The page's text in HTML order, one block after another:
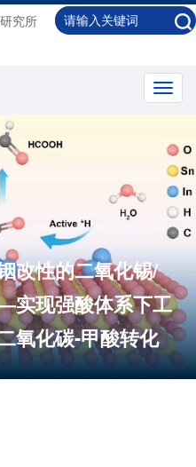
究所
性的二氧化锡/
现强酸体系下工
化碳-甲酸转化